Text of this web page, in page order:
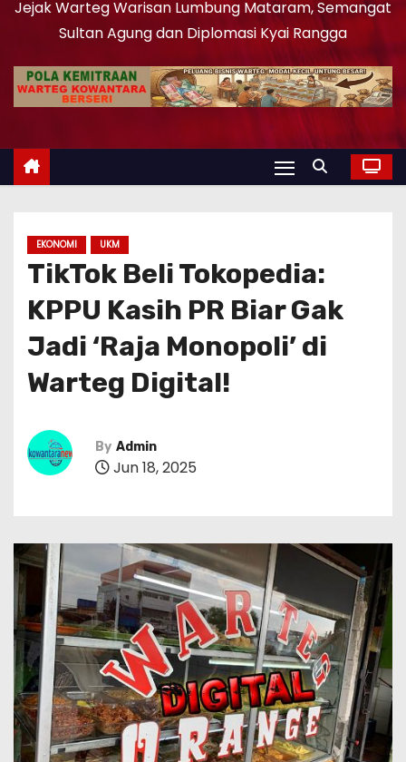
Jejak Warteg Warisan Lumbung Mataram, Semangat
Sultan Agung dan Diplomasi Kyai Rangga
EKONOMI UKM
TikTok Beli Tokopedia:
KPPU Kasih PR Biar Gak
Jadi ‘Raja Monopoli’ di
Warteg Digital!
By Admin
Jun 18, 2025